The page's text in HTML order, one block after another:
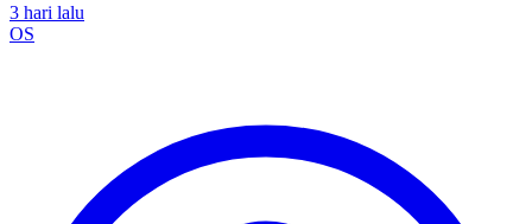
3 hari lalu
OS